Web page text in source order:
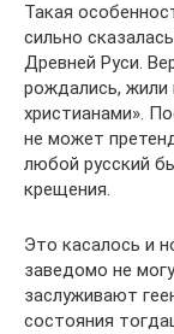
Такая
сильно
Древней Руси.
рождались, жили
христианами».
не может
любой русский
крещения.
Это касалось и
заведомо не
заслуживают
состояния